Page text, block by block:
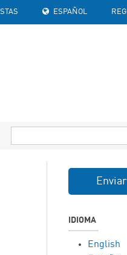
ESPAÑOL
IDIOMA
English